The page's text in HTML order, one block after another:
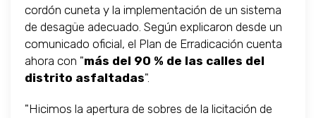
cordón cuneta y la implementación de un sistema
de desagüe adecuado. Según explicaron desde un
comunicado oficial, el Plan de Erradicación cuenta
ahora con "más del 90 % de las calles del
distrito asfaltadas".
"Hicimos la apertura de sobres de la licitación de